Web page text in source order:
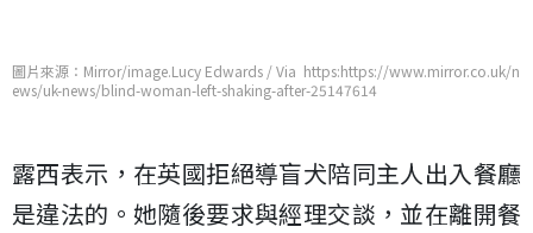
圖片來源：Mirror/image.Lucy Edwards / Via https:https://www.mirror.co.uk/n
ews/uk-news/blind-woman-left-shaking-after-25147614
露西表示，在英國拒絕導盲犬陪同主人出入餐廳
是違法的。她隨後要求與經理交談，並在離開餐